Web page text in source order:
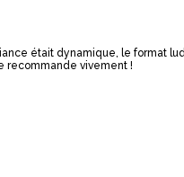
était dynamique, le format
recommande vivement !